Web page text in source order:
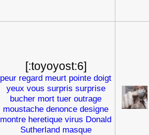
[:toyoyost:6]
peur regard meurt pointe doigt
yeux vous surpris surprise
bucher mort tuer outrage
moustache denonce designe
montre heretique virus Donald
Sutherland masque